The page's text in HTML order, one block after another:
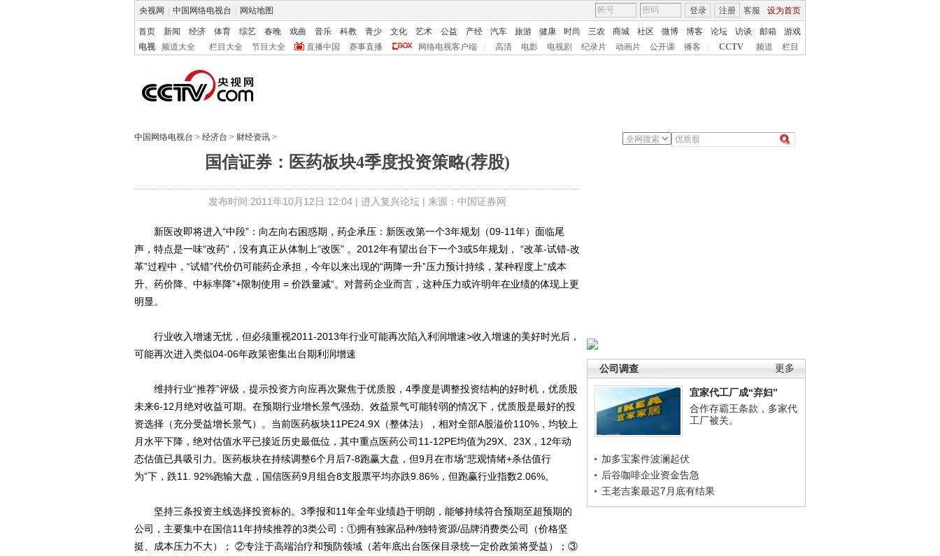
央视网 中国网络电视台 网站地图 客服 设为首页
登录 注册
首页 新闻 经济 体育 综艺 春晚 戏曲 音乐 科教 青少 文化 艺术 公益 产经 汽车 旅游 健康 时尚 三农 商城 社区 微博 博客 论坛 访谈 邮箱
游戏
电视
频道大全 栏目大全 节目大全 直播中国 赛事直播 网络电视客户端 高清 电影 电视剧 纪录片 动画片 公开课 播客 CCTV 频道 栏目
中国网络电视台 > 经济台 > 财经资讯 >
国信证券：医药板块4季度投资策略(荐股)
发布时间:2011年10月12日 12:04 | 进入复兴论坛| 来源：中国证券网
更多
公司调查
宜家代工厂成“弃妇”
合作存霸王条款，多家代
工厂被关。
加多宝案件波澜起伏
后谷咖啡企业资金告急
王老吉案最迟7月底有结果
新医改即将进入“中段”：向左向右困惑期，药企承压：新医改第一个3年规划（09-11年）面临尾
声，特点是一味“改药”，没有真正从体制上“改医” 。2012年有望出台下一个3或5年规划， “改革-试错-改
革”过程中，“试错”代价仍可能药企承担，今年以来出现的“两降一升”压力预计持续，某种程度上“成本
升、药价降、中标率降”+限制使用 = 价跌量减“。对普药企业而言，这种压力或许明年在业绩的体现上更
明显。
行业收入增速无忧，但必须重视2011-2013年行业可能再次陷入利润增速>收入增速的美好时光后，
可能再次进入类似04-06年政策密集出台期利润增速
维持行业“推荐”评级，提示投资方向应再次聚焦于优质股，4季度是调整投资结构的好时机，优质股
未来6-12月绝对收益可期。在预期行业增长景气强劲、效益景气可能转弱的情况下，优质股是最好的投
资选择（充分受益增长景气）。当前医药板块11PE24.9X（整体法），相对全部A股溢价110%，均较上
月水平下降，绝对估值水平已接近历史最低位，其中重点医药公司11-12PE均值为29X、23X，12年动
态估值已具吸引力。医药板块在持续调整6个月后7-8跑赢大盘，但9月在市场“悲观情绪+杀估值行
为”下，跌11. 92%跑输大盘，国信医药9月组合8支股票平均亦跌9.86%，但跑赢行业指数2.06%。
坚持三条投资主线选择投资标的。3季报和11年全年业绩趋于明朗，能够持续符合预期至超预期的
公司，主要集中在国信11年持续推荐的3类公司：①拥有独家品种/独特资源/品牌消费类公司（价格坚
挺、成本压力不大）； ②专注于高端治疗和预防领域（若年底出台医保目录统一定价政策将受益）；③